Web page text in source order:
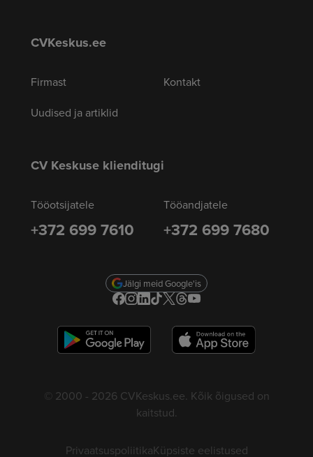
CVKeskus.ee
Firmast
Uudised ja artiklid
Kontakt
CV Keskuse klienditugi
Tööotsijatele
+372 699 7610
Tööandjatele
+372 699 7680
Jälgi meid Google'is
© 2000 - 2026 CVKeskus.ee. Kõik õigused on
kaitstud.
PrivaatsuspoliitikaKüpsiste eelistused